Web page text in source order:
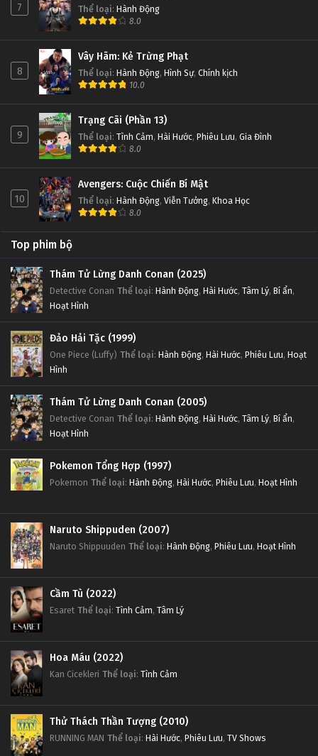
7 Thể loại: Hành Động
8.0
8
Vây Hãm: Kẻ Trừng Phạt
Thể loại: Hành Động, Hình Sự, Chính kịch
10.0
9
Trạng Cãi (Phần 13)
Thể loại: Tình Cảm, Hài Hước, Phiêu Lưu, Gia Đình
8.0
10
Avengers: Cuộc Chiến Bí Mật
Thể loại: Hành Động, Viễn Tưởng, Khoa Học
8.0
Top phim bộ
Thám Tử Lừng Danh Conan (2025)
Detective Conan Thể loại: Hành Động, Hài Hước, Tâm Lý, Bí ẩn,
Hoạt Hình
Đảo Hải Tặc (1999)
One Piece (Luffy) Thể loại: Hành Động, Hài Hước, Phiêu Lưu, Hoạt
Hình
Thám Tử Lừng Danh Conan (2005)
Detective Conan Thể loại: Hành Động, Hài Hước, Tâm Lý, Bí ẩn,
Hoạt Hình
Pokemon Tổng Hợp (1997)
Pokemon Thể loại: Hành Động, Hài Hước, Phiêu Lưu, Hoạt Hình
Naruto Shippuden (2007)
Naruto Shippuuden Thể loại: Hành Động, Phiêu Lưu, Hoạt Hình
Cầm Tù (2022)
Esaret Thể loại: Tình Cảm, Tâm Lý
Hoa Máu (2022)
Kan Cicekleri Thể loại: Tình Cảm
Thử Thách Thần Tượng (2010)
RUNNING MAN Thể loại: Hài Hước, Phiêu Lưu, TV Shows